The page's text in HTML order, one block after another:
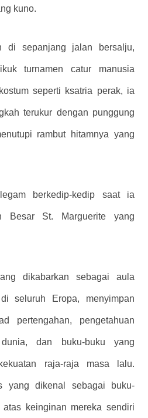
kuno.
di sepanjang jalan bersalju,
turnamen catur manusia
seperti ksatria perak, ia
terukur dengan punggung
rambut hitamnya yang
berkedip-kedip saat ia
Besar St. Marguerite yang
dikabarkan sebagai aula
seluruh Eropa, menyimpan
pertengahan, pengetahuan
dan buku-buku yang
raja-raja masa lalu.
yang dikenal sebagai buku-
keinginan mereka sendiri